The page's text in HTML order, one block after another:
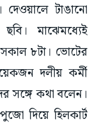
টাঙানো
ছবি। মাঝেমধ্যেই
৮টা। ভোটের
দলীয় কর্মী
সঙ্গে কথা বলেন।
দিয়ে হিলকার্ট